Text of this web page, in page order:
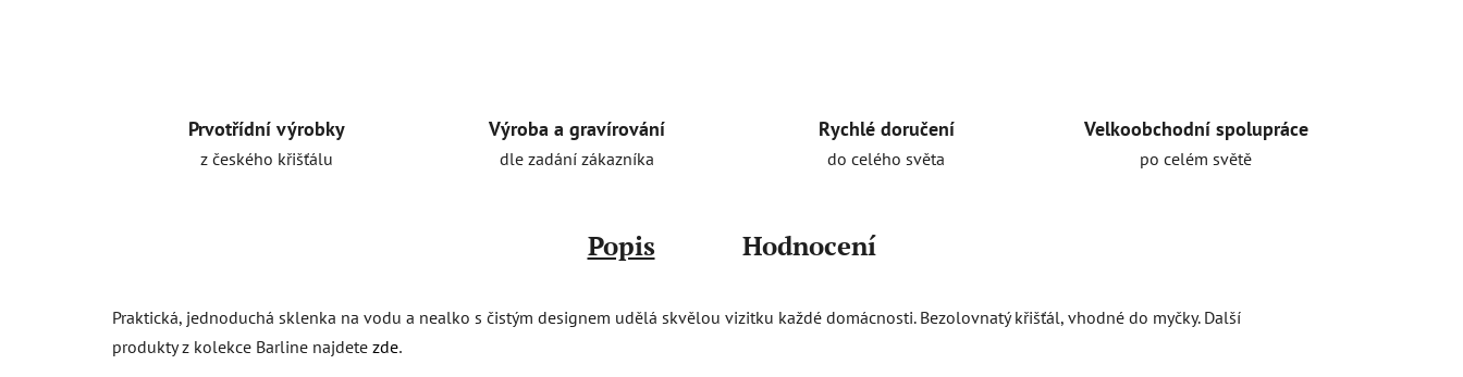
Prvotřídní výrobky
z českého křišťálu
Výroba a gravírování
dle zadání zákazníka
Rychlé doručení
do celého světa
Velkoobchodní spolupráce
po celém světě
Popis Hodnocení
Praktická, jednoduchá sklenka na vodu a nealko s čistým designem udělá skvělou vizitku každé domácnosti. Bezolovnatý křišťál, vhodné do myčky. Další
produkty z kolekce Barline najdete zde.